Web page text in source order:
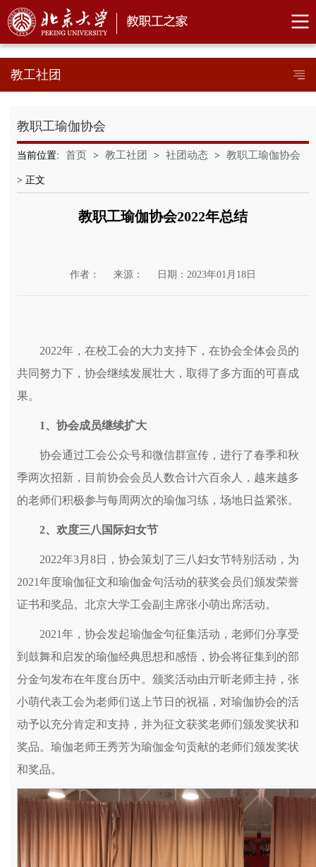
教工社团
教职工瑜伽协会
当前位置: 首页 > 教工社团 > 社团动态 > 教职工瑜伽协会
> 正文
教职工瑜伽协会2022年总结
作者： 来源： 日期：2023年01月18日
2022年，在校工会的大力支持下，在协会全体会员的
共同努力下，协会继续发展壮大，取得了多方面的可喜成
果。
1、 协会成员继续扩大
协会通过工会公众号和微信群宣传，进行了春季和秋
季两次招新，目前协会会员人数合计六百余人，越来越多
的老师们积极参与每周两次的瑜伽习练，场地日益紧张。
2、 欢度三八国际妇女节
2022年3月8日，协会策划了三八妇女节特别活动，为
2021年度瑜伽征文和瑜伽金句活动的获奖会员们颁发荣誉
证书和奖品。北京大学工会副主席张小萌出席活动。
2021年，协会发起瑜伽金句征集活动，老师们分享受
到鼓舞和启发的瑜伽经典思想和感悟，协会将征集到的部
分金句发布在年度台历中。颁奖活动由亓昕老师主持，张
小萌代表工会为老师们送上节日的祝福，对瑜伽协会的活
动予以充分肯定和支持，并为征文获奖老师们颁发奖状和
奖品。瑜伽老师王秀芳为瑜伽金句贡献的老师们颁发奖状
和奖品。